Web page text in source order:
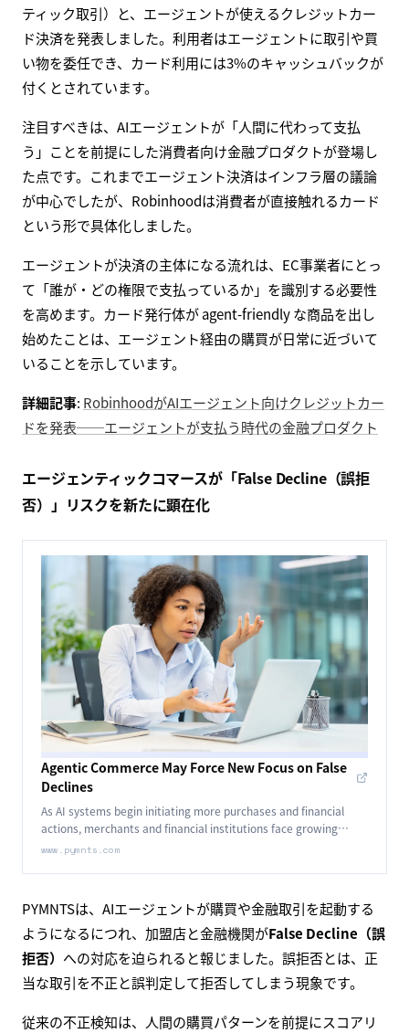
ティック取引）と、エージェントが使えるクレジットカー
ド決済を発表しました。利用者はエージェントに取引や買
い物を委任でき、カード利用には3%のキャッシュバックが
付くとされています。
注目すべきは、AIエージェントが「人間に代わって支払
う」ことを前提にした消費者向け金融プロダクトが登場し
た点です。これまでエージェント決済はインフラ層の議論
が中心でしたが、Robinhoodは消費者が直接触れるカード
という形で具体化しました。
エージェントが決済の主体になる流れは、EC事業者にとっ
て「誰が・どの権限で支払っているか」を識別する必要性
を高めます。カード発行体が agent-friendly な商品を出し
始めたことは、エージェント経由の購買が日常に近づいて
いることを示しています。
詳細記事: RobinhoodがAIエージェント向けクレジットカー
ドを発表──エージェントが支払う時代の金融プロダクト
エージェンティックコマースが「False Decline（誤拒
否）」リスクを新たに顕在化
Agentic Commerce May Force New Focus on False
Declines
As AI systems begin initiating more purchases and financial
actions, merchants and financial institutions face growing
pressure.
www.pymnts.com
PYMNTSは、AIエージェントが購買や金融取引を起動する
ようになるにつれ、加盟店と金融機関がFalse Decline（誤
拒否） への対応を迫られると報じました。誤拒否とは、正
当な取引を不正と誤判定して拒否してしまう現象です。
従来の不正検知は、人間の購買パターンを前提にスコアリ